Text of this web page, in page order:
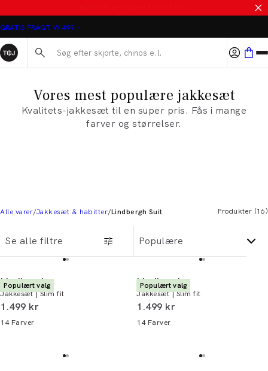
GRATIS FRAGT V/ 499,-
Søg her...
Vores mest populære jakkesæt
Kvalitets-jakkesæt til en super pris. Fås i mange
farver og størrelser.
Alle varer Jakkesæt & habitter Lindbergh Suit Produkter (16)
Se alle filtre
Populært valg
Lindbergh
Jakkesæt | Slim fit
I alt (inkl. rabat)
1.499 kr
14 Farver
Populært valg
Lindbergh
Jakkesæt | Slim fit
I alt (inkl. rabat)
1.499 kr
14 Farver